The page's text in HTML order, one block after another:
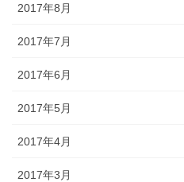
2017年8月
2017年7月
2017年6月
2017年5月
2017年4月
2017年3月